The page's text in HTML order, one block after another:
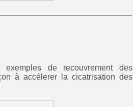
de recouvrement des
à accélerer la cicatrisation des